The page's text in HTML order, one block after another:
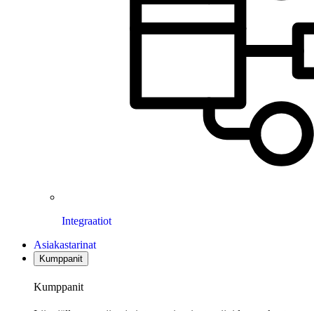
Integraatiot
Asiakastarinat
Kumppanit
Kumppanit